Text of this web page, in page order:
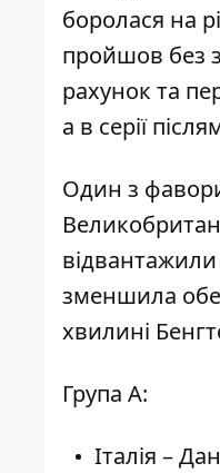
боролася на
пройшов без
рахунок та
а в серії
Один з
зменшила
хвилині
Група А:
Італія –